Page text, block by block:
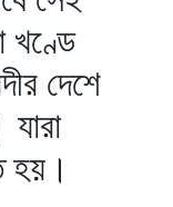
খণ্ডে
দেশে
হয়।